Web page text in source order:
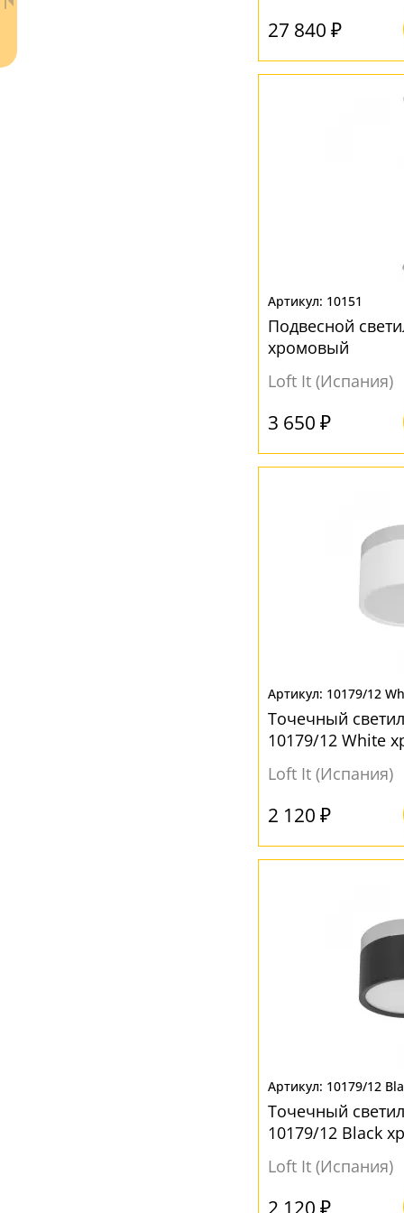
27 840 ₽
10151
Подвесной
хромовый
Loft It (Испания)
3 650 ₽
10179/12
Точечный
10179/12 White
Loft It (Испания)
2 120 ₽
10179/12
Точечный
10179/12 Black
Loft It (Испания)
2 120 ₽